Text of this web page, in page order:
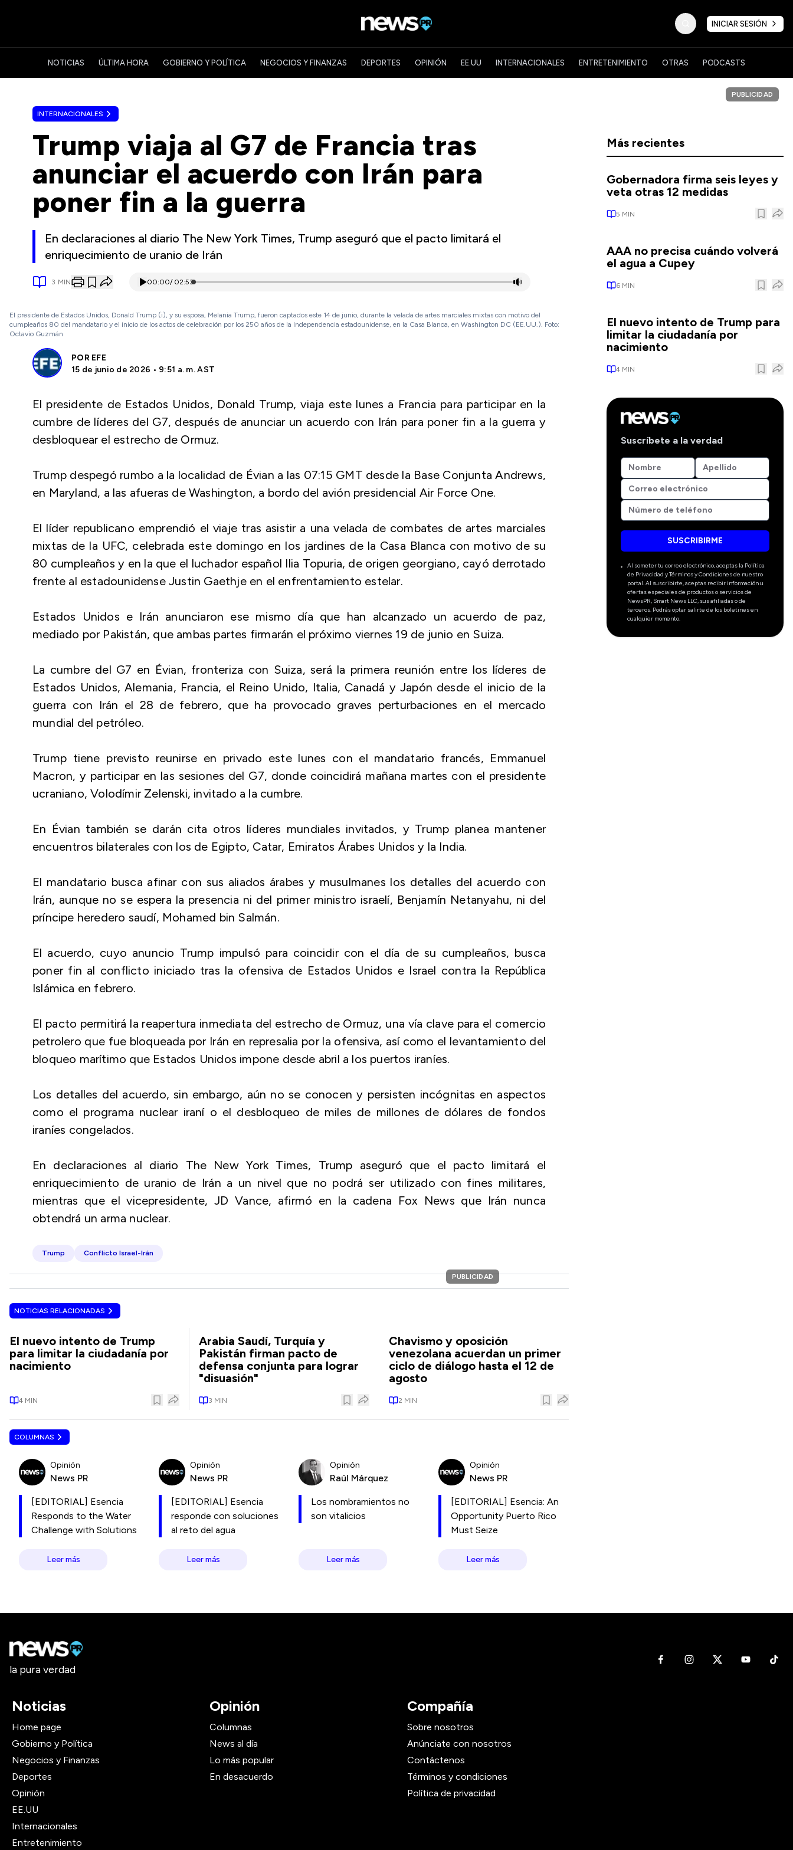
INICIAR SESIÓN
NOTICIAS ÚLTIMA HORA GOBIERNO Y POLÍTICA NEGOCIOS Y FINANZAS DEPORTES OPINIÓN EE.UU INTERNACIONALES ENTRETENIMIENTO OTRAS PODCASTS
INTERNACIONALES
Trump viaja al G7 de Francia tras
anunciar el acuerdo con Irán para
poner fin a la guerra
En declaraciones al diario The New York Times, Trump aseguró que el pacto limitará el
enriquecimiento de uranio de Irán
3 MIN 00:00/ 02:53
El presidente de Estados Unidos, Donald Trump (i), y su esposa, Melania Trump, fueron captados este 14 de junio, durante la velada de artes marciales mixtas con motivo del
cumpleaños 80 del mandatario y el inicio de los actos de celebración por los 250 años de la Independencia estadounidense, en la Casa Blanca, en Washington DC (EE.UU.). Foto:
Octavio Guzmán
POR EFE
15 de junio de 2026 • 9:51 a. m. AST
El presidente de Estados Unidos, Donald Trump, viaja este lunes a Francia para participar en la
cumbre de líderes del G7, después de anunciar un acuerdo con Irán para poner fin a la guerra y
desbloquear el estrecho de Ormuz.
Trump despegó rumbo a la localidad de Évian a las 07:15 GMT desde la Base Conjunta Andrews,
en Maryland, a las afueras de Washington, a bordo del avión presidencial Air Force One.
El líder republicano emprendió el viaje tras asistir a una velada de combates de artes marciales
mixtas de la UFC, celebrada este domingo en los jardines de la Casa Blanca con motivo de su
80 cumpleaños y en la que el luchador español Ilia Topuria, de origen georgiano, cayó derrotado
frente al estadounidense Justin Gaethje en el enfrentamiento estelar.
Estados Unidos e Irán anunciaron ese mismo día que han alcanzado un acuerdo de paz,
mediado por Pakistán, que ambas partes firmarán el próximo viernes 19 de junio en Suiza.
La cumbre del G7 en Évian, fronteriza con Suiza, será la primera reunión entre los líderes de
Estados Unidos, Alemania, Francia, el Reino Unido, Italia, Canadá y Japón desde el inicio de la
guerra con Irán el 28 de febrero, que ha provocado graves perturbaciones en el mercado
mundial del petróleo.
Trump tiene previsto reunirse en privado este lunes con el mandatario francés, Emmanuel
Macron, y participar en las sesiones del G7, donde coincidirá mañana martes con el presidente
ucraniano, Volodímir Zelenski, invitado a la cumbre.
En Évian también se darán cita otros líderes mundiales invitados, y Trump planea mantener
encuentros bilaterales con los de Egipto, Catar, Emiratos Árabes Unidos y la India.
El mandatario busca afinar con sus aliados árabes y musulmanes los detalles del acuerdo con
Irán, aunque no se espera la presencia ni del primer ministro israelí, Benjamín Netanyahu, ni del
príncipe heredero saudí, Mohamed bin Salmán.
El acuerdo, cuyo anuncio Trump impulsó para coincidir con el día de su cumpleaños, busca
poner fin al conflicto iniciado tras la ofensiva de Estados Unidos e Israel contra la República
Islámica en febrero.
El pacto permitirá la reapertura inmediata del estrecho de Ormuz, una vía clave para el comercio
petrolero que fue bloqueada por Irán en represalia por la ofensiva, así como el levantamiento del
bloqueo marítimo que Estados Unidos impone desde abril a los puertos iraníes.
Los detalles del acuerdo, sin embargo, aún no se conocen y persisten incógnitas en aspectos
como el programa nuclear iraní o el desbloqueo de miles de millones de dólares de fondos
iraníes congelados.
En declaraciones al diario The New York Times, Trump aseguró que el pacto limitará el
enriquecimiento de uranio de Irán a un nivel que no podrá ser utilizado con fines militares,
mientras que el vicepresidente, JD Vance, afirmó en la cadena Fox News que Irán nunca
obtendrá un arma nuclear.
Trump Conflicto Israel-Irán
PUBLICIDAD
NOTICIAS RELACIONADAS
El nuevo intento de Trump
para limitar la ciudadanía por
nacimiento
4 MIN
Arabia Saudí, Turquía y
Pakistán firman pacto de
defensa conjunta para lograr
"disuasión"
3 MIN
Chavismo y oposición
venezolana acuerdan un primer
ciclo de diálogo hasta el 12 de
agosto
2 MIN
COLUMNAS
Opinión
News PR
[EDITORIAL] Esencia
Responds to the Water
Challenge with Solutions
Leer más
Opinión
News PR
[EDITORIAL] Esencia
responde con soluciones
al reto del agua
Leer más
Opinión
Raúl Márquez
Los nombramientos no
son vitalicios
Leer más
Opinión
News PR
[EDITORIAL] Esencia: An
Opportunity Puerto Rico
Must Seize
Leer más
PUBLICIDAD
Más recientes
Gobernadora firma seis leyes y
veta otras 12 medidas
5 MIN
AAA no precisa cuándo volverá
el agua a Cupey
6 MIN
El nuevo intento de Trump para
limitar la ciudadanía por
nacimiento
4 MIN
Suscríbete a la verdad
SUSCRIBIRME
Al someter tu correo electrónico, aceptas la Política
de Privacidad y Términos y Condiciones de nuestro
portal. Al suscribirte, aceptas recibir información u
ofertas especiales de productos o servicios de
NewsPR, Smart News LLC, sus afiliadas o de
terceros. Podrás optar salirte de los boletines en
cualquier momento.
la pura verdad
Noticias
Home page
Gobierno y Política
Negocios y Finanzas
Deportes
Opinión
EE.UU
Internacionales
Entretenimiento
Opinión
Columnas
News al día
Lo más popular
En desacuerdo
Compañía
Sobre nosotros
Anúnciate con nosotros
Contáctenos
Términos y condiciones
Política de privacidad